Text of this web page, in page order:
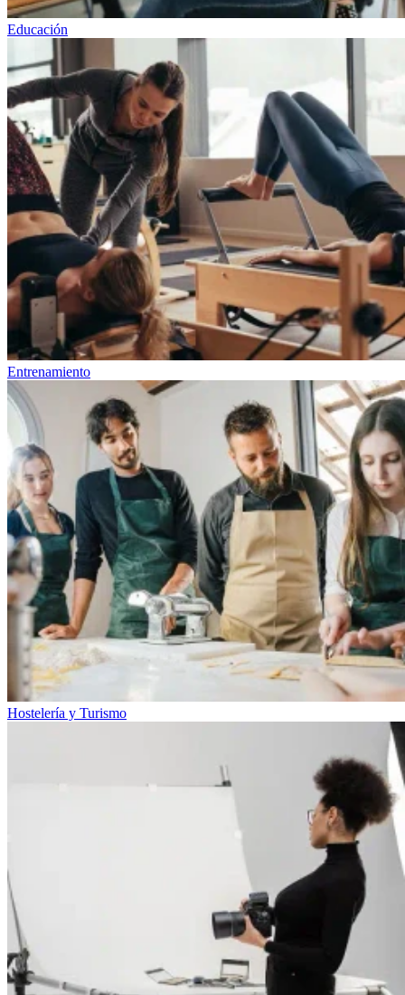
Educación
Entrenamiento
Hostelería y Turismo